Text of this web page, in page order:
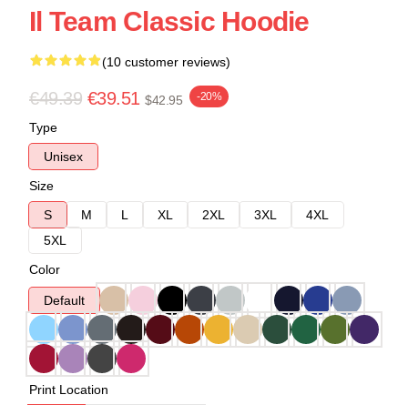
Il Team Classic Hoodie
(10 customer reviews)
€49.39 €39.51 $42.95 -20%
Type
Unisex
Size
S
M L XL 2XL 3XL
4XL
5XL
Color
Default
Print Location